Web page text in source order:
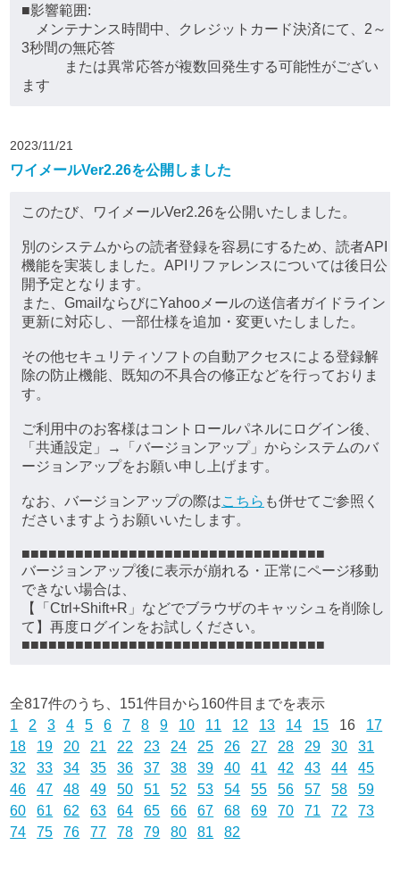
■影響範囲:
メンテナンス時間中、クレジットカード決済にて、2～
3秒間の無応答
または異常応答が複数回発生する可能性がござい
ます
2023/11/21
ワイメールVer2.26を公開しました
このたび、ワイメールVer2.26を公開いたしました。
別のシステムからの読者登録を容易にするため、読者API
機能を実装しました。APIリファレンスについては後日公
開予定となります。
また、GmailならびにYahooメールの送信者ガイドライン
更新に対応し、一部仕様を追加・変更いたしました。
その他セキュリティソフトの自動アクセスによる登録解
除の防止機能、既知の不具合の修正などを行っておりま
す。
ご利用中のお客様はコントロールパネルにログイン後、
「共通設定」→「バージョンアップ」からシステムのバ
ージョンアップをお願い申し上げます。
なお、バージョンアップの際はこちら も併せてご参照く
ださいますようお願いいたします。
■■■■■■■■■■■■■■■■■■■■■■■■■■■■■■■■■■
バージョンアップ後に表示が崩れる・正常にページ移動
できない場合は、
【「Ctrl+Shift+R」などでブラウザのキャッシュを削除し
て】再度ログインをお試しください。
■■■■■■■■■■■■■■■■■■■■■■■■■■■■■■■■■■
全817件のうち、151件目から160件目までを表示
1
2 3 4 5 6 7 8 9 10 11 12 13 14 15 16 17
18
19 20 21 22 23 24 25 26 27 28 29 30
31
32
33 34 35 36 37 38 39 40 41 42 43 44
45
46
47 48 49 50 51 52 53 54 55 56 57 58
59
60
61 62 63 64 65 66 67 68 69 70 71 72
73
74
75 76 77 78 79 80 81 82